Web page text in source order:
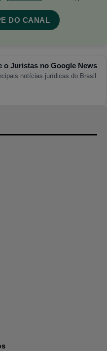
DO CANAL
o Juristas no Google News
notícias jurídicas do Brasil